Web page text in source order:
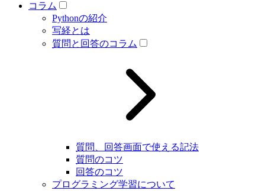
コラム
Pythonの紹介
写経とは
質問と回答のコラム
質問、回答画面で使える記法
質問のコツ
回答のコツ
プログラミング学習について